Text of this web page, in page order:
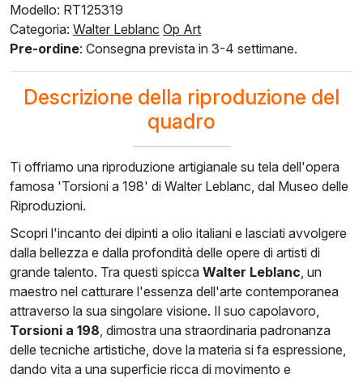
F8645-296
€
199.35
F4613-236
€154.83
89.80
F5130-204
€223.22
€
200.94
Modello: RT125319
Categoria: Walter Leblanc Op Art
Pre-ordine: Consegna prevista in 3-4 settimane.
Descrizione della riproduzione del
quadro
Ti offriamo una riproduzione artigianale su tela dell'opera
famosa 'Torsioni a 198' di Walter Leblanc, dal Museo delle
Riproduzioni.
Scopri l'incanto dei dipinti a olio italiani e lasciati avvolgere
dalla bellezza e dalla profondità delle opere di artisti di
grande talento. Tra questi spicca Walter Leblanc , un
maestro nel catturare l'essenza dell'arte contemporanea
attraverso la sua singolare visione. Il suo capolavoro,
Torsioni a 198 , dimostra una straordinaria padronanza
delle tecniche artistiche, dove la materia si fa espressione,
dando vita a una superficie ricca di movimento e